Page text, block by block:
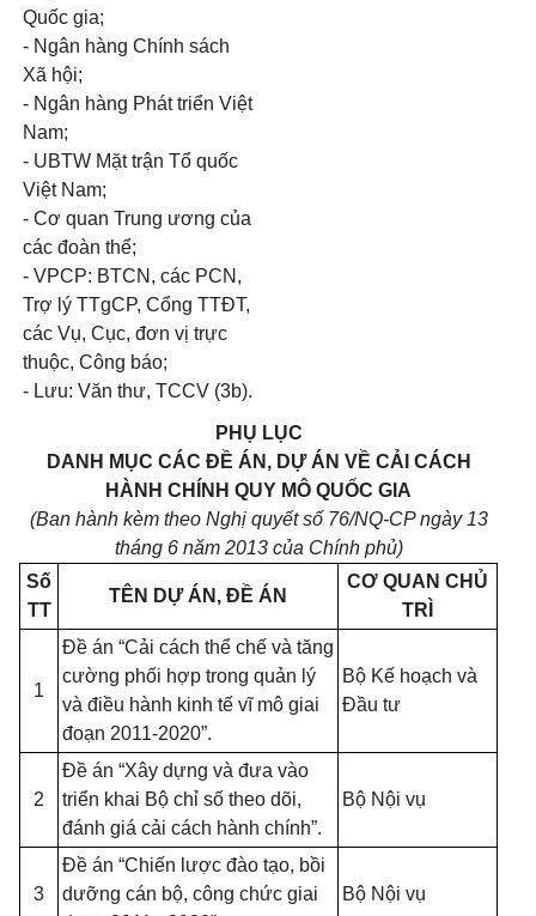
Quốc gia;
- Ngân hàng Chính sách
Xã hội;
- Ngân hàng Phát triển Việt
Nam;
- UBTW Mặt trận Tổ quốc
Việt Nam;
- Cơ quan Trung ương của
các đoàn thể;
- VPCP: BTCN, các PCN,
Trợ lý TTgCP, Cổng TTĐT,
các Vụ, Cục, đơn vị trực
thuộc, Công báo;
- Lưu: Văn thư, TCCV (3b).
PHỤ LỤC
DANH MỤC CÁC ĐỀ ÁN, DỰ ÁN VỀ CẢI CÁCH
HÀNH CHÍNH QUY MÔ QUỐC GIA
(Ban hành kèm theo Nghị quyết số 76/NQ-CP ngày 13
tháng 6 năm 2013 của Chính phủ)
Số
TT
TÊN DỰ ÁN, ĐỀ ÁN
CƠ QUAN CHỦ
TRÌ
1
Đề án “Cải cách thể chế và tăng
cường phối hợp trong quản lý
và điều hành kinh tế vĩ mô giai
đoạn 2011-2020”.
Bộ Kế hoạch và
Đầu tư
2
Đề án “Xây dựng và đưa vào
triển khai Bộ chỉ số theo dõi,
đánh giá cải cách hành chính”.
Bộ Nội vụ
3
Đề án “Chiến lược đào tạo, bồi
dưỡng cán bộ, công chức giai
Bộ Nội vụ